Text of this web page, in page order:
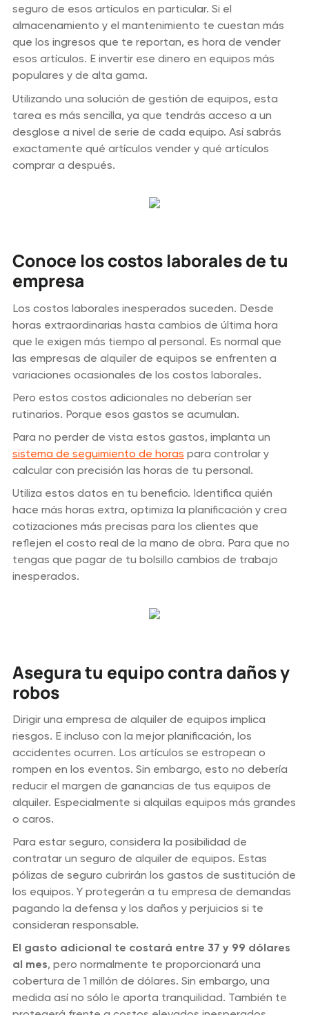
seguro de esos artículos en particular. Si el
almacenamiento y el mantenimiento te cuestan más
que los ingresos que te reportan, es hora de vender
esos artículos. E invertir ese dinero en equipos más
populares y de alta gama.
Utilizando una solución de gestión de equipos, esta
tarea es más sencilla, ya que tendrás acceso a un
desglose a nivel de serie de cada equipo. Así sabrás
exactamente qué artículos vender y qué artículos
comprar a después.
Conoce los costos laborales de tu
empresa
Los costos laborales inesperados suceden. Desde
horas extraordinarias hasta cambios de última hora
que le exigen más tiempo al personal. Es normal que
las empresas de alquiler de equipos se enfrenten a
variaciones ocasionales de los costos laborales.
Pero estos costos adicionales no deberían ser
rutinarios. Porque esos gastos se acumulan.
Para no perder de vista estos gastos, implanta un
sistema de seguimiento de horas para controlar y
calcular con precisión las horas de tu personal.
Utiliza estos datos en tu beneficio. Identifica quién
hace más horas extra, optimiza la planificación y crea
cotizaciones más precisas para los clientes que
reflejen el costo real de la mano de obra. Para que no
tengas que pagar de tu bolsillo cambios de trabajo
inesperados.
Asegura tu equipo contra daños y
robos
Dirigir una empresa de alquiler de equipos implica
riesgos. E incluso con la mejor planificación, los
accidentes ocurren. Los artículos se estropean o
rompen en los eventos. Sin embargo, esto no debería
reducir el margen de ganancias de tus equipos de
alquiler. Especialmente si alquilas equipos más grandes
o caros.
Para estar seguro, considera la posibilidad de
contratar un seguro de alquiler de equipos. Estas
pólizas de seguro cubrirán los gastos de sustitución de
los equipos. Y protegerán a tu empresa de demandas
pagando la defensa y los daños y perjuicios si te
consideran responsable.
El gasto adicional te costará entre 37 y 99 dólares
al mes, pero normalmente te proporcionará una
cobertura de 1 millón de dólares. Sin embargo, una
medida así no sólo le aporta tranquilidad. También te